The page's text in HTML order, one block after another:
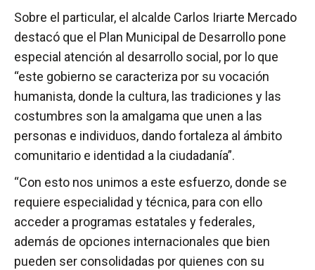
Sobre el particular, el alcalde Carlos Iriarte Mercado
destacó que el Plan Municipal de Desarrollo pone
especial atención al desarrollo social, por lo que
“este gobierno se caracteriza por su vocación
humanista, donde la cultura, las tradiciones y las
costumbres son la amalgama que unen a las
personas e individuos, dando fortaleza al ámbito
comunitario e identidad a la ciudadanía”.
“Con esto nos unimos a este esfuerzo, donde se
requiere especialidad y técnica, para con ello
acceder a programas estatales y federales,
además de opciones internacionales que bien
pueden ser consolidadas por quienes con su